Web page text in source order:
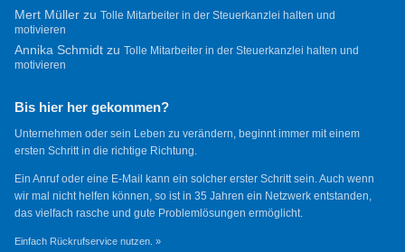
Mert Müllerzu Tolle Mitarbeiter in der Steuerkanzlei halten und
motivieren
Annika Schmidtzu Tolle Mitarbeiter in der Steuerkanzlei halten und
motivieren
Bis hier her gekommen?
Unternehmen oder sein Leben zu verändern, beginnt immer mit einem
ersten Schritt in die richtige Richtung.
Ein Anruf oder eine E-Mail kann ein solcher erster Schritt sein. Auch wenn
wir mal nicht helfen können, so ist in 35 Jahren ein Netzwerk entstanden,
das vielfach rasche und gute Problemlösungen ermöglicht.
Einfach Rückrufservice nutzen. »